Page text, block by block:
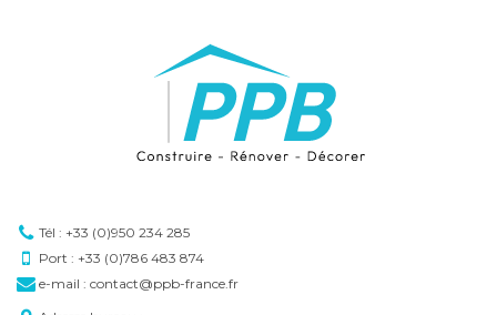
Tél : +33 (0)950 234 285
Port : +33 (0)786 483 874
e-mail : contact@ppb-france.fr